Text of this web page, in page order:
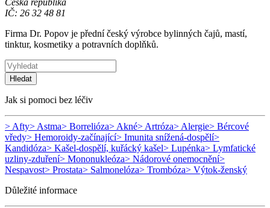
Česká republika
IČ: 26 32 48 81
Firma Dr. Popov je přední český výrobce bylinných čajů, mastí,
tinktur, kosmetiky a potravních doplňků.
Hledat
Jak si pomoci bez léčiv
> Afty> Astma> Borrelióza> Akné> Artróza> Alergie> Bércové
vředy> Hemoroidy-začínající> Imunita snížená-dospělí>
Kandidóza> Kašel-dospělí, kuřácký kašel> Lupénka> Lymfatické
uzliny-zduření> Mononukleóza> Nádorové onemocnění>
Nespavost> Prostata> Salmonelóza> Trombóza> Výtok-ženský
Důležité informace